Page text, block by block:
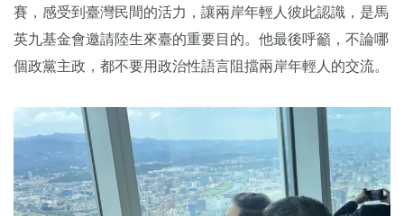
賽，感受到臺灣民間的活力，讓兩岸年輕人彼此認識，是馬
英九基金會邀請陸生來臺的重要目的。他最後呼籲，不論哪
個政黨主政，都不要用政治性語言阻擋兩岸年輕人的交流。